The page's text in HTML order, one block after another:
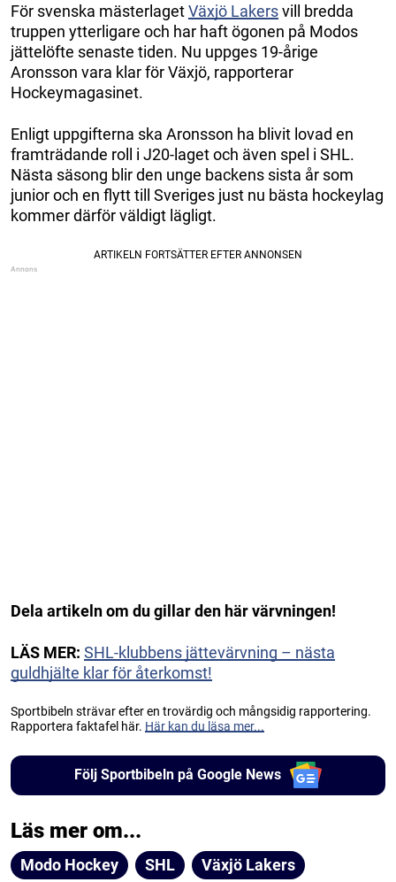
För svenska mästerlagetVäxjö Lakersvill bredda
truppen ytterligare och har haft ögonen på Modos
jättelöfte senaste tiden. Nu uppges 19-årige
Aronsson vara klar för Växjö, rapporterar
Hockeymagasinet.
Enligt uppgifterna ska Aronsson ha blivit lovad en
framträdande roll i J20-laget och även spel i SHL.
Nästa säsong blir den unge backens sista år som
junior och en flytt till Sveriges just nu bästa hockeylag
kommer därför väldigt lägligt.
Dela artikeln om du gillar den här värvningen!
LÄS MER: SHL-klubbens jättevärvning – nästa
guldhjälte klar för återkomst!
Sportbibeln strävar efter en trovärdig och mångsidig rapportering.
Rapportera faktafel här. Här kan du läsa mer...
Följ Sportbibeln på Google News
Läs mer om...
Modo Hockey SHL Växjö Lakers